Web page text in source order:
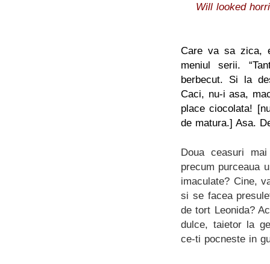
Will looked
Care va sa zica,
meniul serii.
berbecut. Si la
Caci, nu-i asa,
place ciocolata!
de matura.] Asa.
Doua ceasuri
precum purceaua
imaculate? Cine,
si se facea
de tort Leonida?
dulce, taietor la
ce-ti pocneste in